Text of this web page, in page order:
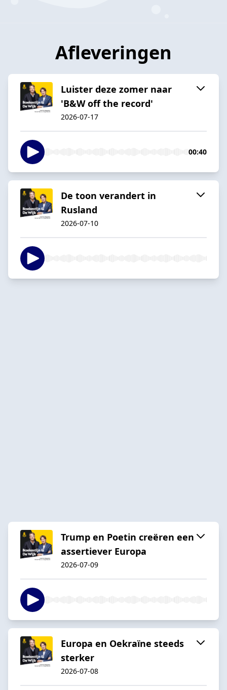
Afleveringen
Luister deze zomer naar
'B&W off the record'
2026-07-17
00:40
De toon verandert in
Rusland
2026-07-10
Trump en Poetin creëren een
assertiever Europa
2026-07-09
Europa en Oekraïne steeds
sterker
2026-07-08